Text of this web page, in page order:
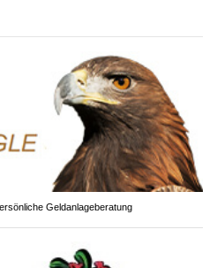
Geldanlageberatung